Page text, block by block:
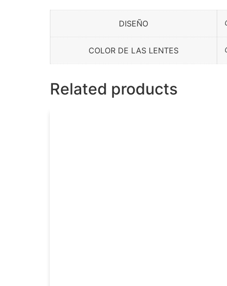
DISEÑO
COLOR DE LAS LENTES
Related products